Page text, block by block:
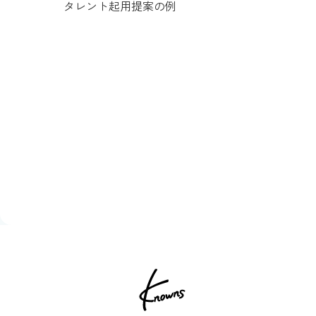
タレント起用提案の例